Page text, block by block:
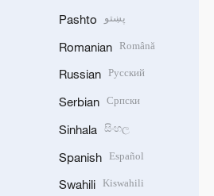
Pashto پښتو
Romanian Română
Russian Русский
Serbian Српски
Sinhala සිංහල
Spanish Español
Swahili Kiswahili